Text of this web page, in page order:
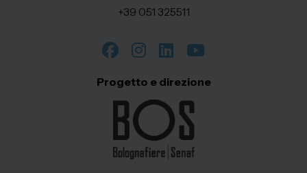
+39 051 325511
Progetto e direzione